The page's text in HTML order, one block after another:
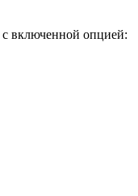
с включенной опцией: